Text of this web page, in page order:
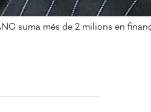
suma més de 2 milions en